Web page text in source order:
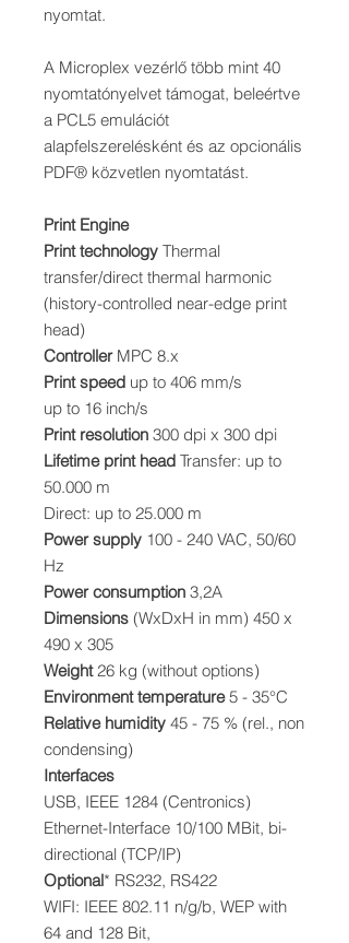
nyomtat.
A Microplex vezérlő több mint 40
nyomtatónyelvet támogat, beleértve
a PCL5 emulációt
alapfelszerelésként és az opcionális
PDF® közvetlen nyomtatást.
Print Engine
Print technology Thermal
transfer/direct thermal harmonic
(history-controlled near-edge print
head)
ControllerMPC 8.x
Print speed up to 406 mm/s
up to 16 inch/s
Print resolution 300 dpi x 300 dpi
Lifetime print head Transfer: up to
50.000 m
Direct: up to 25.000 m
Power supply 100 - 240 VAC, 50/60
Hz
Power consumption 3,2A
Dimensions (WxDxH in mm) 450 x
490 x 305
Weight26 kg (without options)
Environment temperature5 - 35°C
Relative humidity 45 - 75 % (rel., non
condensing)
Interfaces
USB, IEEE 1284 (Centronics)
Ethernet-Interface 10/100 MBit, bi-
directional (TCP/IP)
Optional* RS232, RS422
WIFI: IEEE 802.11 n/g/b, WEP with
64 and 128 Bit,